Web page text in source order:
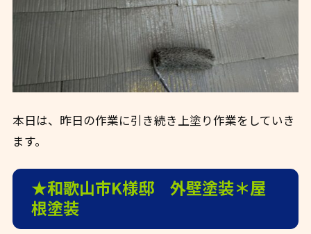
本日は、昨日の作業に引き続き上塗り作業をしていき
ます。
★和歌山市K様邸 外壁塗装＊屋
根塗装